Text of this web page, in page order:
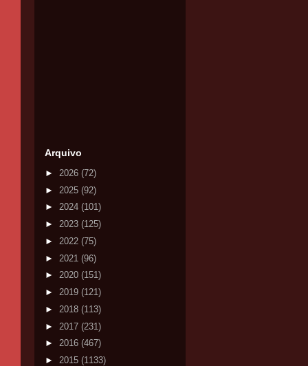
Arquivo
► 2026 (72)
► 2025 (92)
► 2024 (101)
► 2023 (125)
► 2022 (75)
► 2021 (96)
► 2020 (151)
► 2019 (121)
► 2018 (113)
► 2017 (231)
► 2016 (467)
► 2015 (1133)